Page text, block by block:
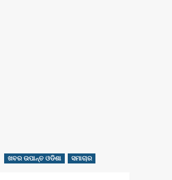
ଖବର ଉପାନ୍ତ ଓଡିଶା ସମାଚାର